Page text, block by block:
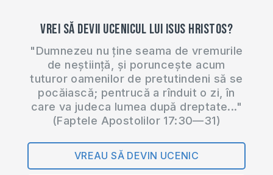
Vrei să devii ucenicul lui Isus Hristos?
"Dumnezeu nu ține seama de vremurile
de neștiință, și poruncește acum
tuturor oamenilor de pretutindeni să se
pocăiască; pentrucă a rînduit o zi, în
care va judeca lumea după dreptate..."
(Faptele Apostolilor 17:30—31)
VREAU SĂ DEVIN UCENIC